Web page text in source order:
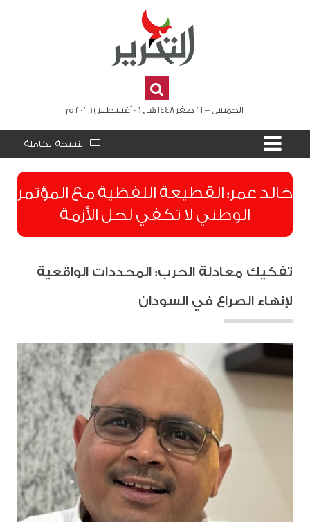
الخميس - 21 صفر 1448 هـ , 06 أغسطس 2026 م
النسخة الكاملة
​خالد عمر: القطيعة اللفظية مع المؤتمر
الوطني لا تكفي لحل الأزمة
تفكيك معادلة الحرب: المحددات الواقعية
لإنهاء الصراع في السودان